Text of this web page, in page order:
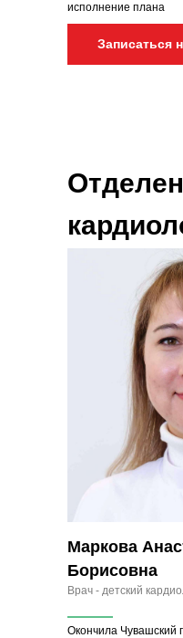
исполнение плана
Записаться
Врач - детский
Маркова
Борисовна
Окончила Чувашский